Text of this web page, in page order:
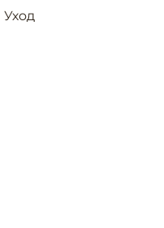
Уход